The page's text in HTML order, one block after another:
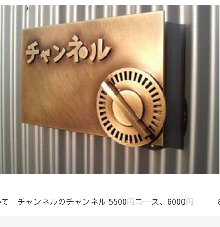
チャンネルのチャンネル 5500円コース、6000円